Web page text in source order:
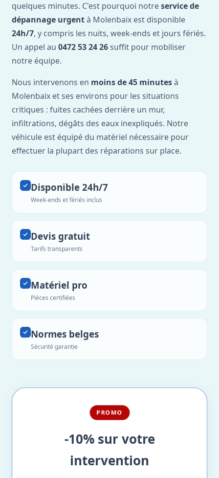
quelques minutes. C'est pourquoi notreservice de
dépannage urgentà Molenbaix est disponible
24h/7, y compris les nuits, week-ends et jours fériés.
Un appel au 0472 53 24 26 suffit pour mobiliser
notre équipe.
Nous intervenons en moins de 45 minutesà
Molenbaix et ses environs pour les situations
critiques : fuites cachées derrière un mur,
infiltrations, dégâts des eaux inexpliqués. Notre
véhicule est équipé du matériel nécessaire pour
effectuer la plupart des réparations sur place.
Disponible 24h/7
Week-ends et fériés inclus
Devis gratuit
Tarifs transparents
Matériel pro
Pièces certifiées
Normes belges
Sécurité garantie
PROMO
-10% sur votre
intervention